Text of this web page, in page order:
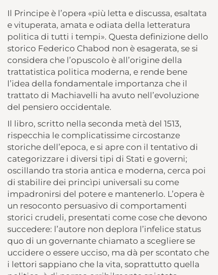
Il Principe è l’opera «più letta e discussa, esaltata
e vituperata, amata e odiata della letteratura
politica di tutti i tempi». Questa definizione dello
storico Federico Chabod non è esagerata, se si
considera che l’opuscolo è all’origine della
trattatistica politica moderna, e rende bene
l’idea della fondamentale importanza che il
trattato di Machiavelli ha avuto nell’evoluzione
del pensiero occidentale.
Il libro, scritto nella seconda metà del 1513,
rispecchia le complicatissime circostanze
storiche dell’epoca, e si apre con il tentativo di
categorizzare i diversi tipi di Stati e governi;
oscillando tra storia antica e moderna, cerca poi
di stabilire dei princìpi universali su come
impadronirsi del potere e mantenerlo. L’opera è
un resoconto persuasivo di comportamenti
storici crudeli, presentati come cose che devono
succedere: l’autore non deplora l’infelice status
quo di un governante chiamato a scegliere se
uccidere o essere ucciso, ma dà per scontato che
i lettori sappiano che la vita, soprattutto quella